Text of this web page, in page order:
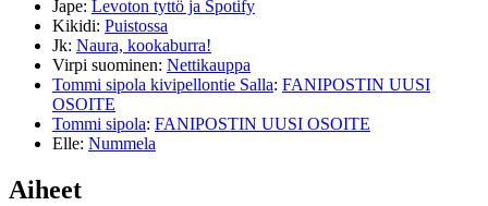
Jape: Levoton tyttö ja Spotify
Kikidi: Puistossa
Jk: Naura, kookaburra!
Virpi suominen: Nettikauppa
Tommi sipola kivipellontie Salla: FANIPOSTIN UUSI
OSOITE
Tommi sipola: FANIPOSTIN UUSI OSOITE
Elle: Nummela
Aiheet